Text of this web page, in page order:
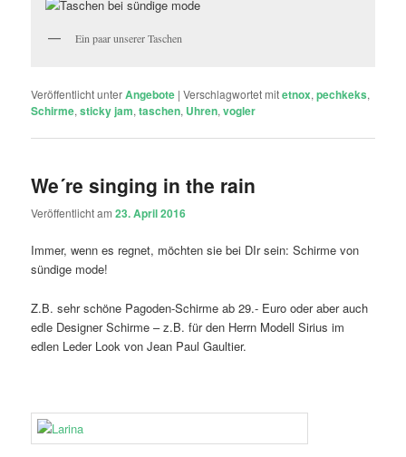
Ein paar unserer Taschen
Veröffentlicht unterAngebote |Verschlagwortet mitetnox,pechkeks,
Schirme,sticky jam,taschen, Uhren,vogler
We´re singing in the rain
Veröffentlicht am23. April 2016
Immer, wenn es regnet, möchten sie bei DIr sein: Schirme von
sündige mode!
Z.B. sehr schöne Pagoden-Schirme ab 29.- Euro oder aber auch
edle Designer Schirme – z.B. für den Herrn Modell Sirius im
edlen Leder Look von Jean Paul Gaultier.